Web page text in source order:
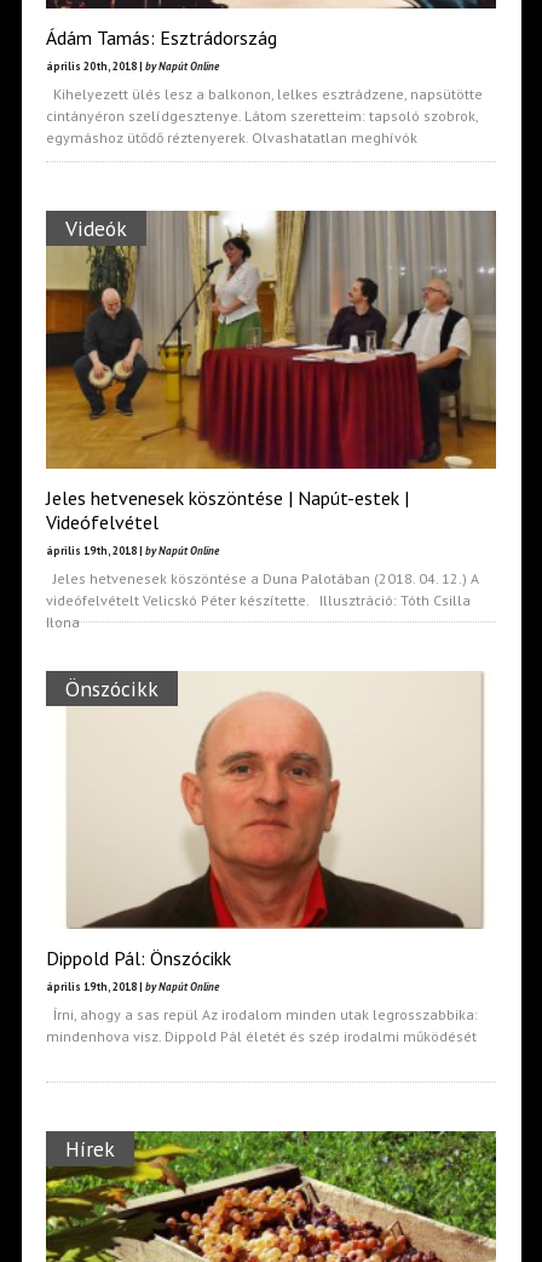
Ádám Tamás: Esztrádország
április 20th, 2018 | by Napút Online
Kihelyezett ülés lesz a balkonon, lelkes esztrádzene, napsütötte
cintányéron szelídgesztenye. Látom szeretteim: tapsoló szobrok,
egymáshoz ütődő réztenyerek. Olvashatatlan meghívók
Videók
Jeles hetvenesek köszöntése | Napút-estek |
Videófelvétel
április 19th, 2018 | by Napút Online
Jeles hetvenesek köszöntése a Duna Palotában (2018. 04. 12.) A
videófelvételt Velicskó Péter készítette. Illusztráció: Tóth Csilla
Ilona
Önszócikk
Dippold Pál: Önszócikk
április 19th, 2018 | by Napút Online
Írni, ahogy a sas repül Az irodalom minden utak legrosszabbika:
mindenhova visz. Dippold Pál életét és szép irodalmi működését
Hírek